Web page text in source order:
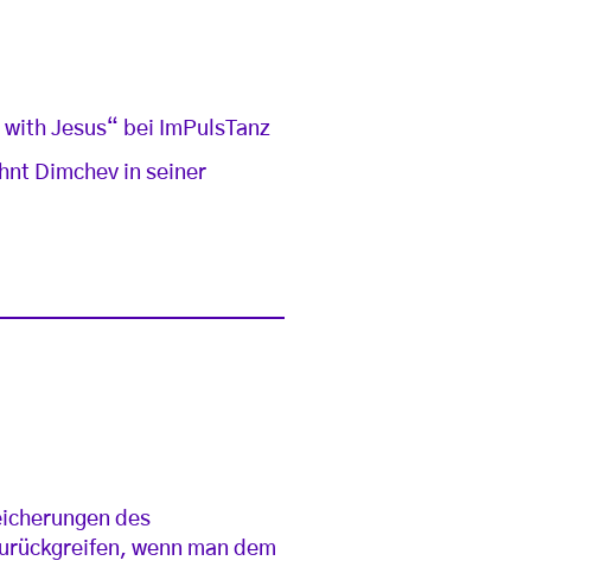
Jesus“ bei ImPulsTanz
Dimchev in seiner
des
wenn man dem